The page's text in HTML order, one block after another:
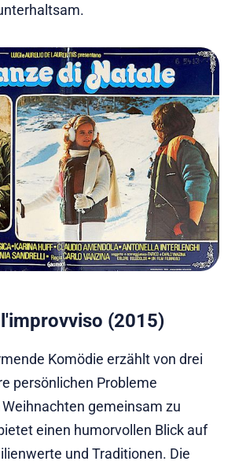
(2015)
Komödie erzählt von drei
persönlichen Probleme
gemeinsam zu
einen humorvollen Blick auf
und Traditionen. Die